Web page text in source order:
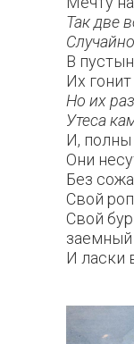
Такдве
В
Их
Но их
Утеса
И,
Они
Без
Свой
Свой
заемный
И ласки